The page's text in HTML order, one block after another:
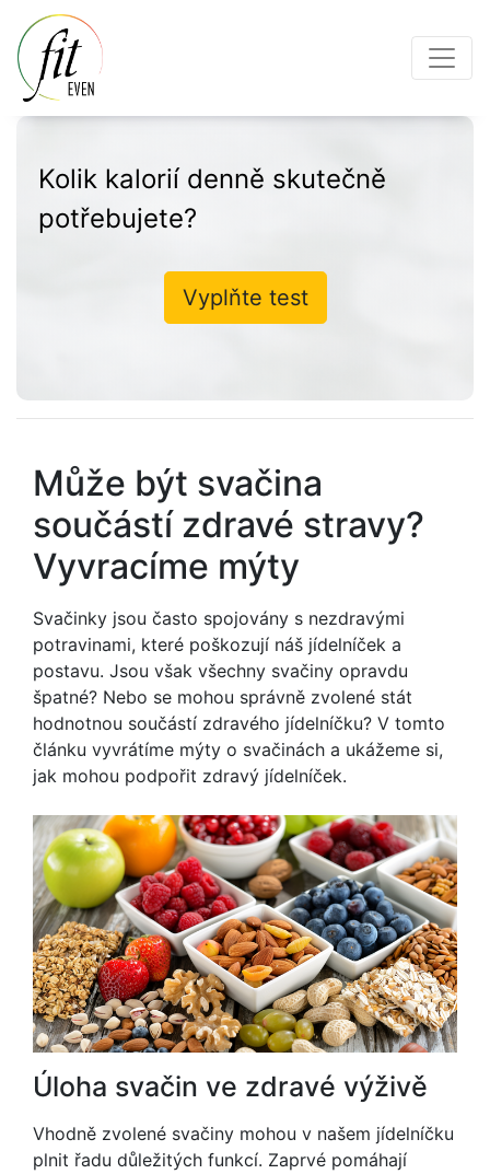
Kolik kalorií denně skutečně
potřebujete?
Vyplňte test
Může být svačina
součástí zdravé stravy?
Vyvracíme mýty
Svačinky jsou často spojovány s nezdravými
potravinami, které poškozují náš jídelníček a
postavu. Jsou však všechny svačiny opravdu
špatné? Nebo se mohou správně zvolené stát
hodnotnou součástí zdravého jídelníčku? V tomto
článku vyvrátíme mýty o svačinách a ukážeme si,
jak mohou podpořit zdravý jídelníček.
Úloha svačin ve zdravé výživě
Vhodně zvolené svačiny mohou v našem jídelníčku
plnit řadu důležitých funkcí. Zaprvé pomáhají